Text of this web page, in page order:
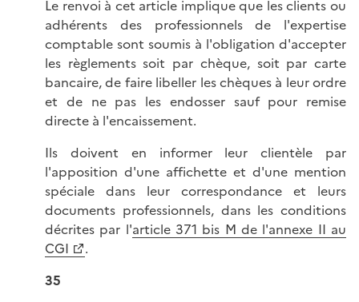
Le renvoi à cet article implique que les clients ou
adhérents des professionnels de l'expertise
comptable sont soumis à l'obligation d'accepter
les règlements soit par chèque, soit par carte
bancaire, de faire libeller les chèques à leur ordre
et de ne pas les endosser sauf pour remise
directe à l'encaissement.
Ils doivent en informer leur clientèle par
l'apposition d'une affichette et d'une mention
spéciale dans leur correspondance et leurs
documents professionnels, dans les conditions
décrites par l'article 371 bis M de l'annexe II au
CGI
.
35